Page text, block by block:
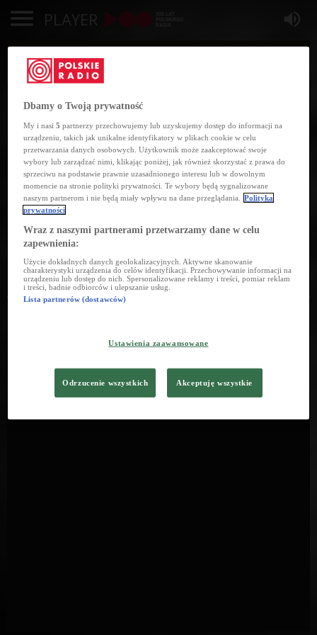
PLAYER
Dbamy o Twoją prywatność
My i nasi5 partnerzy przechowujemy lub uzyskujemy dostęp do informacji na
urządzeniu, takich jak unikalne identyfikatory w plikach cookie w celu
przetwarzania danych osobowych. Użytkownik może zaakceptować swoje
wybory lub zarządzać nimi, klikając poniżej, jak również skorzystać z prawa do
sprzeciwu na podstawie prawnie uzasadnionego interesu lub w dowolnym
momencie na stronie polityki prywatności. Te wybory będą sygnalizowane
naszym partnerom i nie będą miały wpływu na dane przeglądania.
Polityka
prywatności
Wraz z naszymi partnerami przetwarzamy dane w celu
zapewnienia:
Użycie dokładnych danych geolokalizacyjnych. Aktywne skanowanie
charakterystyki urządzenia do celów identyfikacji. Przechowywanie informacji na
urządzeniu lub dostęp do nich. Spersonalizowane reklamy i treści, pomiar reklam
i treści, badnie odbiorców i ulepszanie usług.
Lista partnerów (dostawców)
Ustawienia zaawansowane
Odrzucenie wszystkich Akceptuję wszystkie